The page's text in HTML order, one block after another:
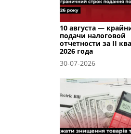
10 августа —
подачи налоговой
отчетности за II
2026 года
30-07-2026